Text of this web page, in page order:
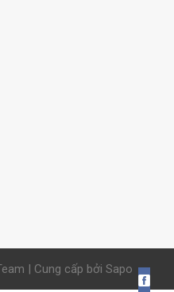
| Cung cấp bởi Sapo